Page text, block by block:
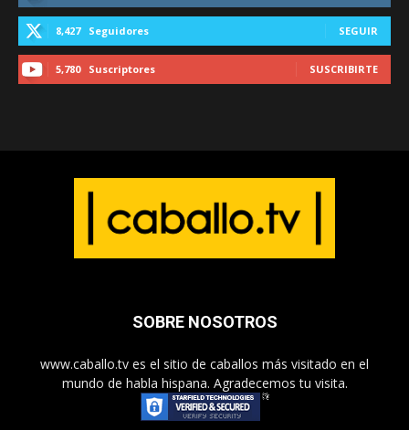
8,427 Seguidores SEGUIR
5,780 Suscriptores SUSCRIBIRTE
SOBRE NOSOTROS
www.caballo.tv es el sitio de caballos más visitado en el
mundo de habla hispana. Agradecemos tu visita.